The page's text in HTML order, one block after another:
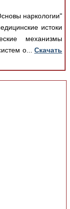
наркологии"
истоки
механизмы
о...Скачать